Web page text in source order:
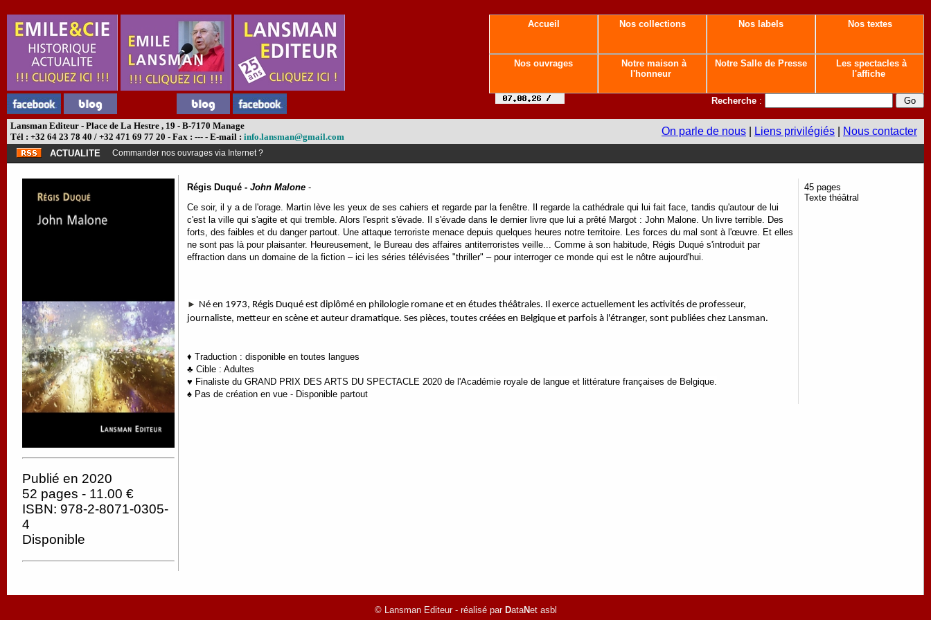
Accueil Nos collections Nos labels Nos textes
Nos ouvrages
Notre maison à
l'honneur
Notre Salle de Presse
Les spectacles à
l'affiche
Recherche :
Lansman Editeur - Place de La Hestre , 19 - B-7170 Manage
Tél : +32 64 23 78 40 / +32 471 69 77 20 - Fax : --- - E-mail : info.lansman@gmail.com On parle de nous Liens privilégiés Nous contacter
ACTUALITE Commander nos ouvrages via Internet ?
Publié en 2020
52 pages - 11.00 €
ISBN: 978-2-8071-0305-
4
Disponible
Régis Duqué - John Malone -
Ce soir, il y a de l'orage. Martin lève les yeux de ses cahiers et regarde par la fenêtre. Il regarde la cathédrale qui lui fait face, tandis qu'autour de lui
c'est la ville qui s'agite et qui tremble. Alors l'esprit s'évade. Il s'évade dans le dernier livre que lui a prêté Margot : John Malone. Un livre terrible. Des
forts, des faibles et du danger partout. Une attaque terroriste menace depuis quelques heures notre territoire. Les forces du mal sont à l'œuvre. Et elles
ne sont pas là pour plaisanter. Heureusement, le Bureau des affaires antiterroristes veille... Comme à son habitude, Régis Duqué s'introduit par
effraction dans un domaine de la fiction – ici les séries télévisées "thriller" – pour interroger ce monde qui est le nôtre aujourd'hui.
► Né en 1973, Régis Duqué est diplômé en philologie romane et en études théâtrales. Il exerce actuellement les activités de professeur,
journaliste, metteur en scène et auteur dramatique. Ses pièces, toutes créées en Belgique et parfois à l'étranger, sont publiées chez Lansman.
♦ Traduction : disponible en toutes langues
♣ Cible : Adultes
♥ Finaliste du GRAND PRIX DES ARTS DU SPECTACLE 2020 de l'Académie royale de langue et littérature françaises de Belgique.
♠ Pas de création en vue - Disponible partout
45 pages
Texte théâtral
© Lansman Editeur - réalisé par DataNet asbl